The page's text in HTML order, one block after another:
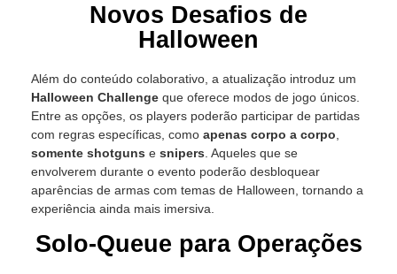
Novos Desafios de
Halloween
Além do conteúdo colaborativo, a atualização introduz um
Halloween Challenge que oferece modos de jogo únicos.
Entre as opções, os players poderão participar de partidas
com regras específicas, como apenas corpo a corpo
somente shotguns e snipers . Aqueles que se
envolverem durante o evento poderão desbloquear
aparências de armas com temas de Halloween, tornando a
experiência ainda mais imersiva.
Solo-Queue para Operações